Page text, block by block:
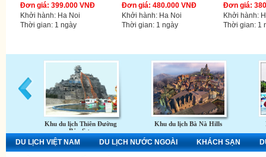
Đơn giá: 399.000 VNĐ
Khởi hành: Ha Noi
Thời gian: 1 ngày
Đơn giá: 480.000 VNĐ
Khởi hành: Ha Noi
Thời gian: 1 ngày
Đơn giá:
Khởi hành:
Thời gian: 1
Khu du lịch Thiên Đường
Bảo Sơn
Khu du lịch Bà Nà Hills
DU LỊCH VIỆT NAM DU LỊCH NƯỚC NGOÀI KHÁCH SẠN